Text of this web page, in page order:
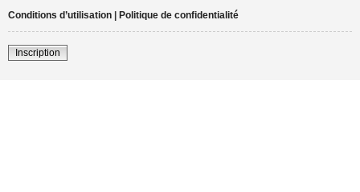
Conditions d’utilisation | Politique de confidentialité
Inscription